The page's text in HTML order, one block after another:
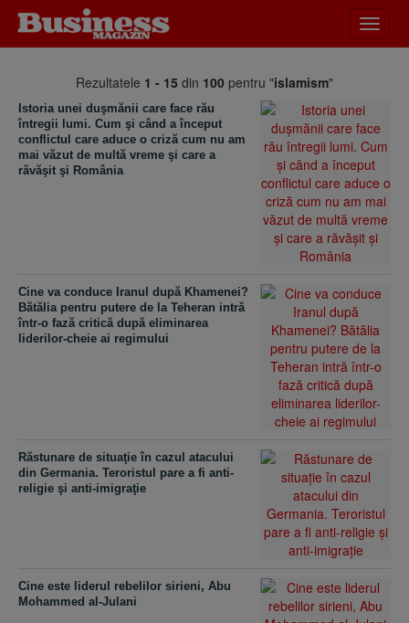
meniu
Rezultatele 1 - 15 din 100 pentru "islamism"
Istoria unei duşmănii care face rău
întregii lumi. Cum şi când a început
conflictul care aduce o criză cum nu am
mai văzut de multă vreme şi care a
răvăşit şi România
Cine va conduce Iranul după Khamenei?
Bătălia pentru putere de la Teheran intră
într-o fază critică după eliminarea
liderilor-cheie ai regimului
Răstunare de situaţie în cazul atacului
din Germania. Teroristul pare a fi anti-
religie şi anti-imigraţie
Cine este liderul rebelilor sirieni, Abu
Mohammed al-Julani